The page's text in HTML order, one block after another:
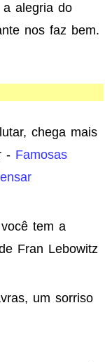
alegria do
nos faz bem.
chega mais
- Famosas
tem a
Fran Lebowitz
um sorriso